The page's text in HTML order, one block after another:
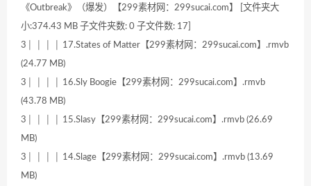
《Outbreak》（爆发）【299素材网：299sucai.com】 [文件夹大
小:374.43 MB 子文件夹数: 0 子文件数: 17]
3│ │ │ │ 17.States of Matter【299素材网：299sucai.com】.rmvb
(24.77 MB)
3│ │ │ │ 16.Sly Boogie【299素材网：299sucai.com】.rmvb
(43.78 MB)
3│ │ │ │ 15.Slasy【299素材网：299sucai.com】.rmvb (26.69
MB)
3│ │ │ │ 14.Slage【299素材网：299sucai.com】.rmvb (13.69
MB)